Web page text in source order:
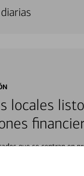
locales
que se centran en
situación en su
compras, la